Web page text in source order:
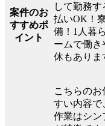
案件のお
すすめポ
イント
して勤務
払いOK！
備！1人暮
ームで働き
休もありま
こちらの
すい内容で
作業はシン